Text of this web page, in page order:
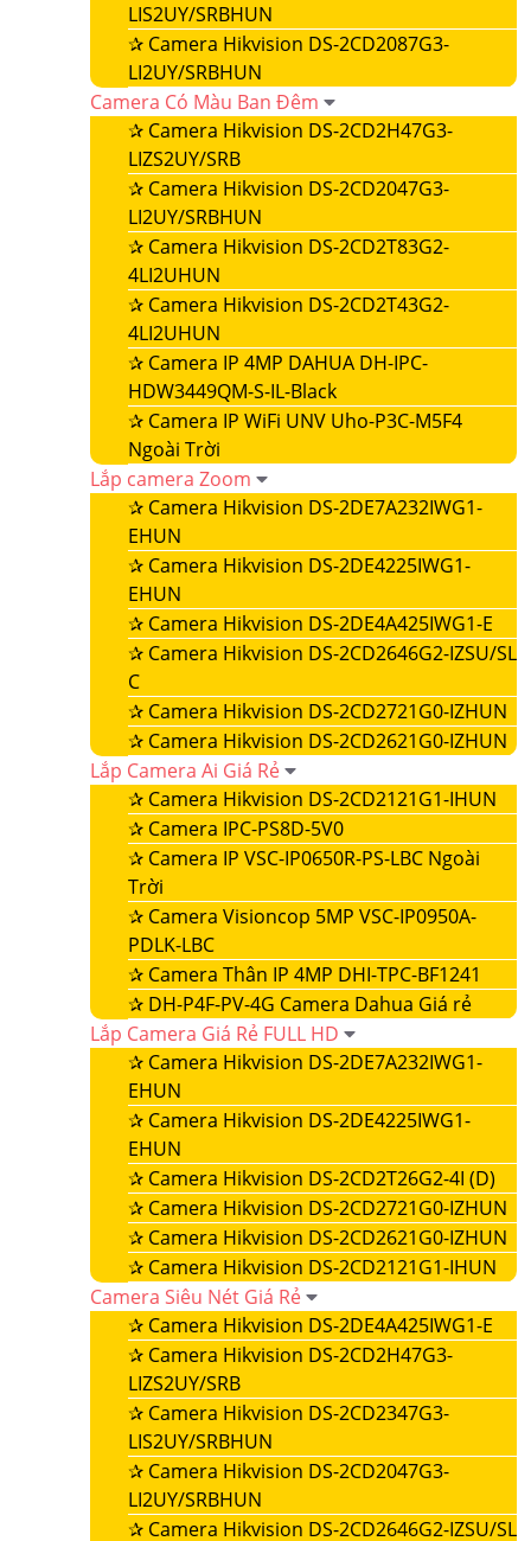
LIS2UY/SRBHUN
✰ Camera Hikvision DS-2CD2087G3-
LI2UY/SRBHUN
Camera Có Màu Ban Đêm
✰ Camera Hikvision DS-2CD2H47G3-
LIZS2UY/SRB
✰ Camera Hikvision DS-2CD2047G3-
LI2UY/SRBHUN
✰ Camera Hikvision DS-2CD2T83G2-
4LI2UHUN
✰ Camera Hikvision DS-2CD2T43G2-
4LI2UHUN
✰ Camera IP 4MP DAHUA DH-IPC-
HDW3449QM-S-IL-Black
✰ Camera IP WiFi UNV Uho-P3C-M5F4
Ngoài Trời
Lắp camera Zoom
✰ Camera Hikvision DS-2DE7A232IWG1-
EHUN
✰ Camera Hikvision DS-2DE4225IWG1-
EHUN
✰ Camera Hikvision DS-2DE4A425IWG1-E
✰ Camera Hikvision DS-2CD2646G2-IZSU/SL
C
✰ Camera Hikvision DS-2CD2721G0-IZHUN
✰ Camera Hikvision DS-2CD2621G0-IZHUN
Lắp Camera Ai Giá Rẻ
✰ Camera Hikvision DS-2CD2121G1-IHUN
✰ Camera IPC-PS8D-5V0
✰ Camera IP VSC-IP0650R-PS-LBC Ngoài
Trời
✰ Camera Visioncop 5MP VSC-IP0950A-
PDLK-LBC
✰ Camera Thân IP 4MP DHI-TPC-BF1241
✰ DH-P4F-PV-4G Camera Dahua Giá rẻ
Lắp Camera Giá Rẻ FULL HD
✰ Camera Hikvision DS-2DE7A232IWG1-
EHUN
✰ Camera Hikvision DS-2DE4225IWG1-
EHUN
✰ Camera Hikvision DS-2CD2T26G2-4I (D)
✰ Camera Hikvision DS-2CD2721G0-IZHUN
✰ Camera Hikvision DS-2CD2621G0-IZHUN
✰ Camera Hikvision DS-2CD2121G1-IHUN
Camera Siêu Nét Giá Rẻ
✰ Camera Hikvision DS-2DE4A425IWG1-E
✰ Camera Hikvision DS-2CD2H47G3-
LIZS2UY/SRB
✰ Camera Hikvision DS-2CD2347G3-
LIS2UY/SRBHUN
✰ Camera Hikvision DS-2CD2047G3-
LI2UY/SRBHUN
✰ Camera Hikvision DS-2CD2646G2-IZSU/SL